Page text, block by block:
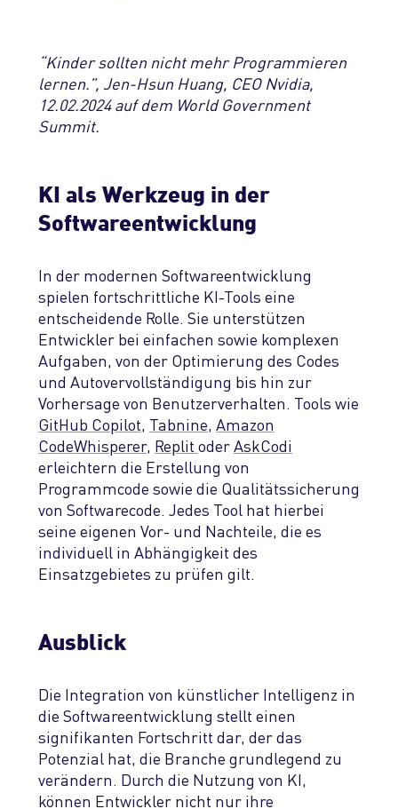
“Kinder sollten nicht mehr Programmieren
lernen.”, Jen-Hsun Huang, CEO Nvidia,
12.02.2024 auf dem World Government
Summit.
KI als Werkzeug in der
Softwareentwicklung
In der modernen Softwareentwicklung
spielen fortschrittliche KI-Tools eine
entscheidende Rolle. Sie unterstützen
Entwickler bei einfachen sowie komplexen
Aufgaben, von der Optimierung des Codes
und Autovervollständigung bis hin zur
Vorhersage von Benutzerverhalten. Tools wie
GitHub Copilot, Tabnine, Amazon
CodeWhisperer, Replit oderAskCodi
erleichtern die Erstellung von
Programmcode sowie die Qualitätssicherung
von Softwarecode. Jedes Tool hat hierbei
seine eigenen Vor- und Nachteile, die es
individuell in Abhängigkeit des
Einsatzgebietes zu prüfen gilt.
Ausblick
Die Integration von künstlicher Intelligenz in
die Softwareentwicklung stellt einen
signifikanten Fortschritt dar, der das
Potenzial hat, die Branche grundlegend zu
verändern. Durch die Nutzung von KI,
können Entwickler nicht nur ihre